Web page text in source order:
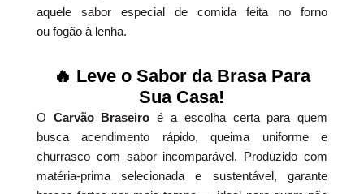
aquele sabor especial de comida feita no forno
ou fogão à lenha.
🔥 Leve o Sabor da Brasa Para
Sua Casa!
O Carvão Braseiro é a escolha certa para quem
busca acendimento rápido, queima uniforme e
churrasco com sabor incomparável. Produzido com
matéria-prima selecionada e sustentável, garante